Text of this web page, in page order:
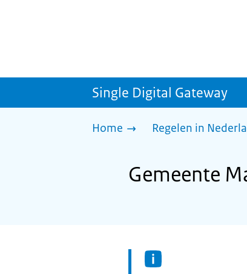
Single Digital Gateway
Home Regelen in
Gemeente